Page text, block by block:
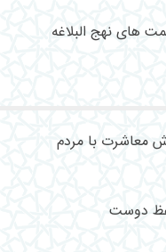
های نهج البلاغه